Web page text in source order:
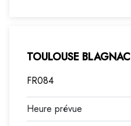
FR084
TOULOUSE BLAGNAC